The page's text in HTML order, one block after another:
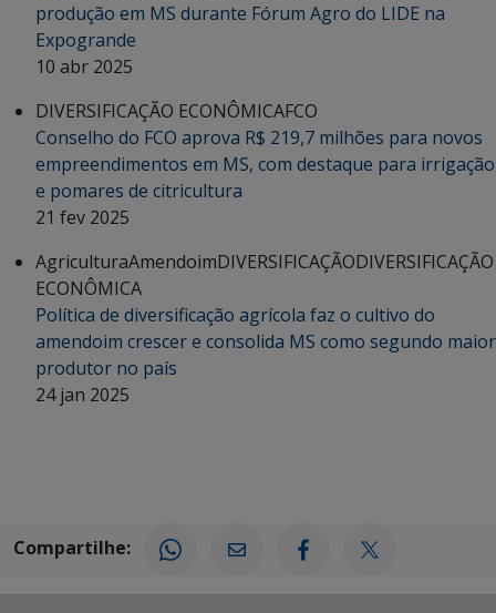
produção em MS durante Fórum Agro do LIDE na
Expogrande
10 abr 2025
DIVERSIFICAÇÃO ECONÔMICAFCO
Conselho do FCO aprova R$ 219,7 milhões para novos
empreendimentos em MS, com destaque para irrigação
e pomares de citricultura
21 fev 2025
AgriculturaAmendoimDIVERSIFICAÇÃODIVERSIFICAÇÃO
ECONÔMICA
Política de diversificação agrícola faz o cultivo do
amendoim crescer e consolida MS como segundo maior
produtor no país
24 jan 2025
Compartilhe: